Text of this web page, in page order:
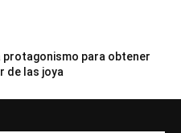
protagonismo para obtener
de las joya